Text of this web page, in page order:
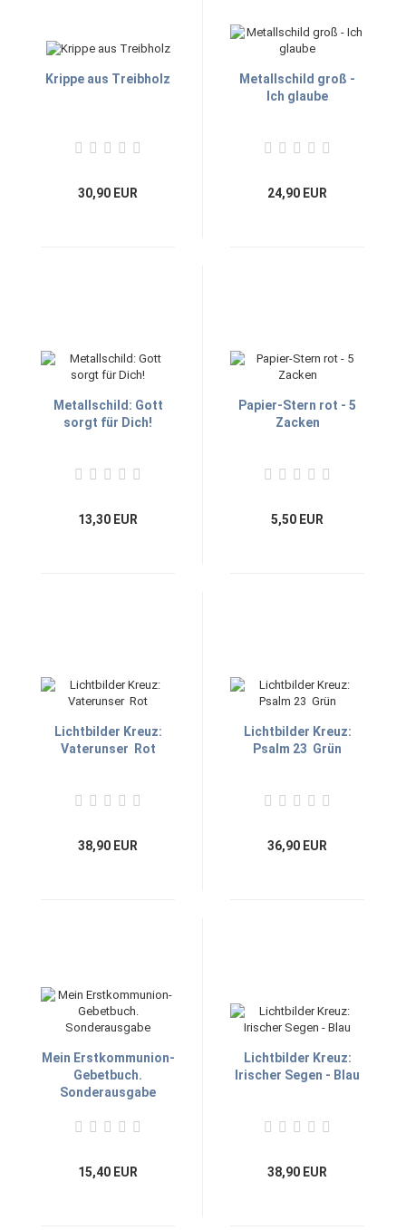
Krippe aus Treibholz
30,90 EUR
Metallschild groß -
Ich glaube
24,90 EUR
Metallschild: Gott
sorgt für Dich!
13,30 EUR
Papier-Stern rot - 5
Zacken
5,50 EUR
Lichtbilder Kreuz:
Vaterunser  Rot
38,90 EUR
Lichtbilder Kreuz:
Psalm 23  Grün
36,90 EUR
Mein Erstkommunion-
Gebetbuch.
Sonderausgabe
15,40 EUR
Lichtbilder Kreuz:
Irischer Segen - Blau
38,90 EUR